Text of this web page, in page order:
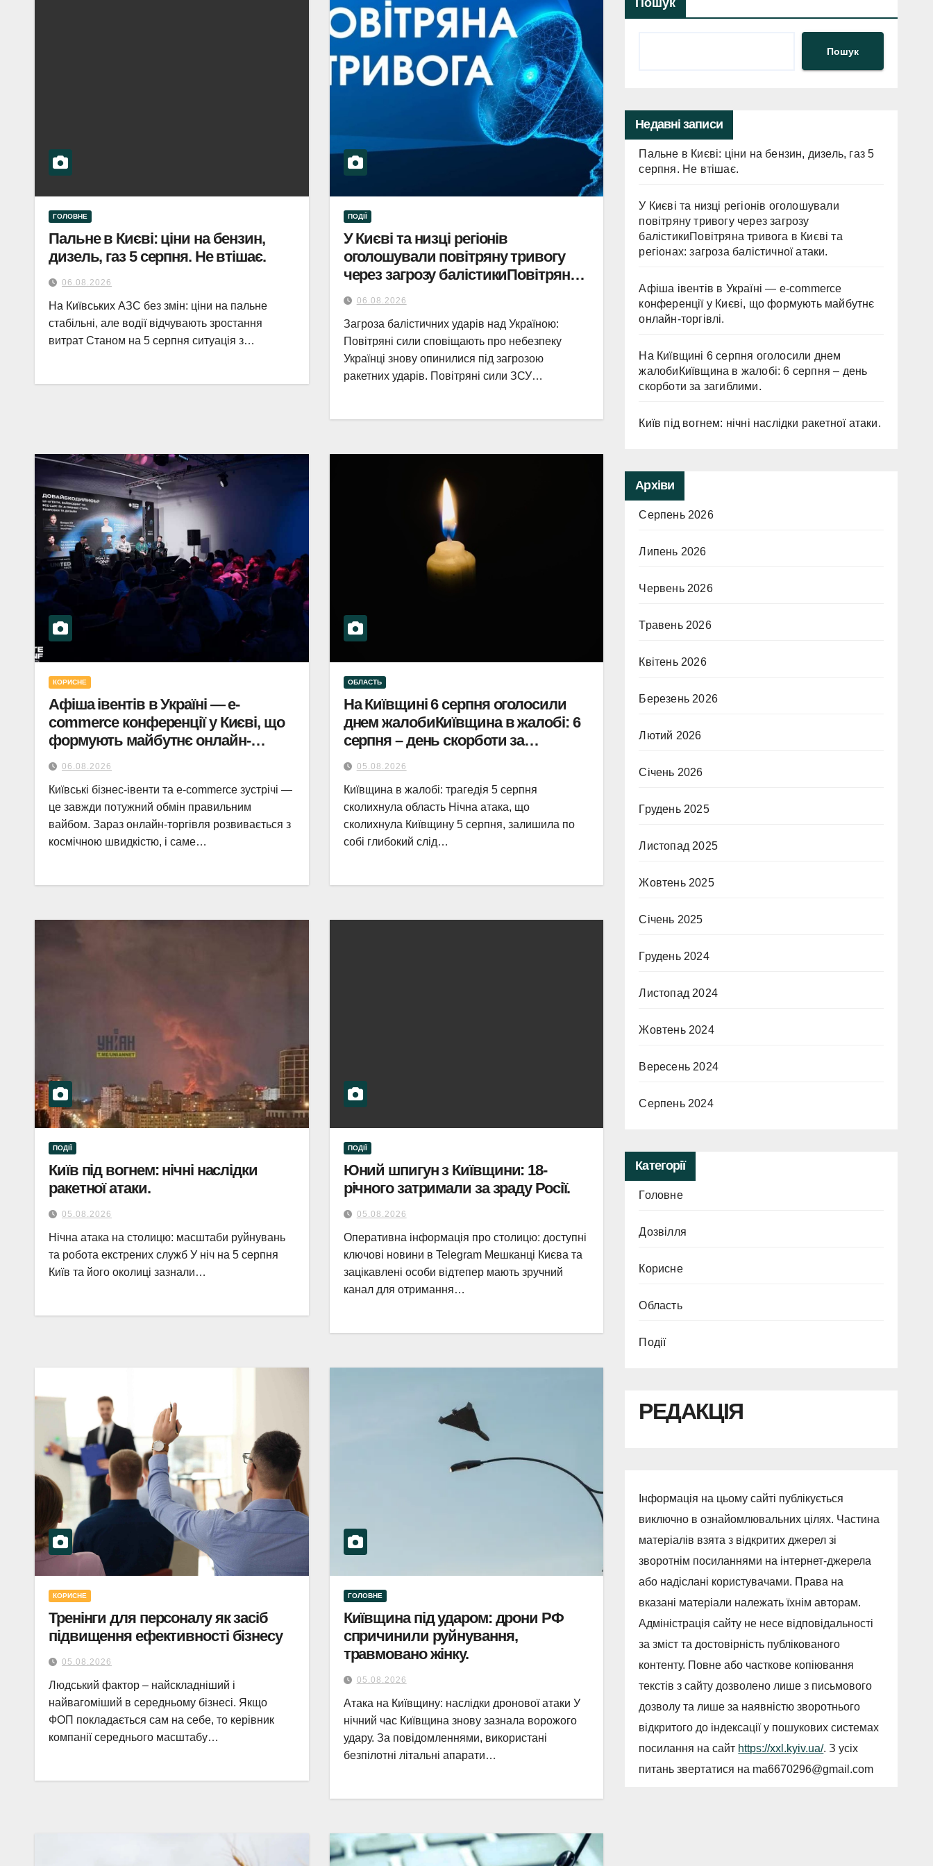
ГОЛОВНЕ
Пальне в Києві: ціни на бензин,
дизель, газ 5 серпня. Не втішає.
06.08.2026
На Київських АЗС без змін: ціни на пальне
стабільні, але водії відчувають зростання
витрат Станом на 5 серпня ситуація з…
ПОДІЇ
У Києві та низці регіонів
оголошували повітряну тривогу
через загрозу балістикиПовітряна
тривога в Києві та регіонах: загроза
балістичної атаки.
06.08.2026
Загроза балістичних ударів над Україною:
Повітряні сили сповіщають про небезпеку
Українці знову опинилися під загрозою
ракетних ударів. Повітряні сили ЗСУ…
КОРИСНЕ
Афіша івентів в Україні — e-
commerce конференції у Києві, що
формують майбутнє онлайн-
торгівлі.
06.08.2026
Київські бізнес-івенти та e-commerce зустрічі —
це завжди потужний обмін правильним
вайбом. Зараз онлайн-торгівля розвивається з
космічною швидкістю, і саме…
ОБЛАСТЬ
На Київщині 6 серпня оголосили
днем жалобиКиївщина в жалобі: 6
серпня – день скорботи за
загиблими.
05.08.2026
Київщина в жалобі: трагедія 5 серпня
сколихнула область Нічна атака, що
сколихнула Київщину 5 серпня, залишила по
собі глибокий слід…
ПОДІЇ
Київ під вогнем: нічні наслідки
ракетної атаки.
05.08.2026
Нічна атака на столицю: масштаби руйнувань
та робота екстрених служб У ніч на 5 серпня
Київ та його околиці зазнали…
ПОДІЇ
Юний шпигун з Київщини: 18-
річного затримали за зраду Росії.
05.08.2026
Оперативна інформація про столицю: доступні
ключові новини в Telegram Мешканці Києва та
зацікавлені особи відтепер мають зручний
канал для отримання…
КОРИСНЕ
Тренінги для персоналу як засіб
підвищення ефективності бізнесу
05.08.2026
Людський фактор – найскладніший і
найвагоміший в середньому бізнесі. Якщо
ФОП покладається сам на себе, то керівник
компанії середнього масштабу…
ГОЛОВНЕ
Київщина під ударом: дрони РФ
спричинили руйнування,
травмовано жінку.
05.08.2026
Атака на Київщину: наслідки дронової атаки У
нічний час Київщина знову зазнала ворожого
удару. За повідомленнями, використані
безпілотні літальні апарати…
Пошук
Пошук
Недавні записи
Пальне в Києві: ціни на бензин, дизель, газ 5
серпня. Не втішає.
У Києві та низці регіонів оголошували
повітряну тривогу через загрозу
балістикиПовітряна тривога в Києві та
регіонах: загроза балістичної атаки.
Афіша івентів в Україні — e-commerce
конференції у Києві, що формують майбутнє
онлайн-торгівлі.
На Київщині 6 серпня оголосили днем
жалобиКиївщина в жалобі: 6 серпня – день
скорботи за загиблими.
Київ під вогнем: нічні наслідки ракетної атаки.
Архіви
Серпень 2026
Липень 2026
Червень 2026
Травень 2026
Квітень 2026
Березень 2026
Лютий 2026
Січень 2026
Грудень 2025
Листопад 2025
Жовтень 2025
Січень 2025
Грудень 2024
Листопад 2024
Жовтень 2024
Вересень 2024
Серпень 2024
Категорії
Головне
Дозвілля
Корисне
Область
Події
РЕДАКЦІЯ
Інформація на цьому сайті публікується
виключно в ознайомлювальних цілях. Частина
матеріалів взята з відкритих джерел зі
зворотнім посиланнями на інтернет-джерела
або надіслані користувачами. Права на
вказані матеріали належать їхнім авторам.
Адміністрація сайту не несе відповідальності
за зміст та достовірність публікованого
контенту. Повне або часткове копіювання
текстів з сайту дозволено лише з письмового
дозволу та лише за наявністю зворотнього
відкритого до індексації у пошукових системах
посилання на сайт https://xxl.kyiv.ua/. З усіх
питань звертатися на ma6670296@gmail.com